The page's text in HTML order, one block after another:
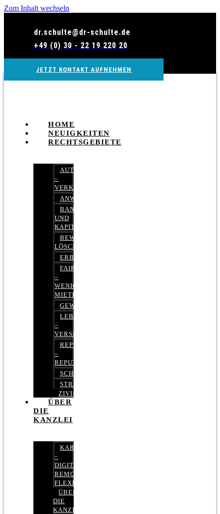
Zum Inhalt wechseln
dr.schulte@dr-schulte.de
+49 (0) 30 - 22 19 220 20
JETZT KONTAKT AUFNEHMEN
HOME
NEUIGKEITEN
RECHTSGEBIETE
AUTOBETRUG
–
VERKEHRSRECHT
ANWALTSHAFTUNGSRECHT
BANK-
UND
KAPITALMARKTRECHT
BEWERTUNGEN
LÖSCHEN
ERBRECHT
FAIRMIETEN
–
WENIGER
MIETE
GEWERBERECHT
LEBENSVERSICHERUNG
–
VERSICHERUNGSRECHT
REPUTATIONSRECHT
–
REPUTATIONSMANAGEMENT
SCHUFARECHT
STRAFRECHT
ZIVILRECHT
ÜBER
DIE
KANZLEI
KARRIERE
–
DIGITAL,
REMOTE,
FLEXIBEL
ÜBER
DIE
KANZLEI